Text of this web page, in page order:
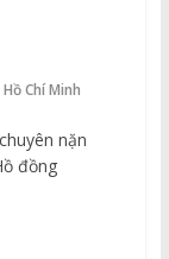
Chí Minh
nặn
đồng